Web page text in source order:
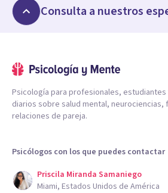
Consulta a nuestros
Psicología para profesionales,
diarios sobre salud mental,
relaciones de pareja.
Psicólogos con los que puedes contactar
Priscila Miranda Samaniego
Miami, Estados Unidos de América